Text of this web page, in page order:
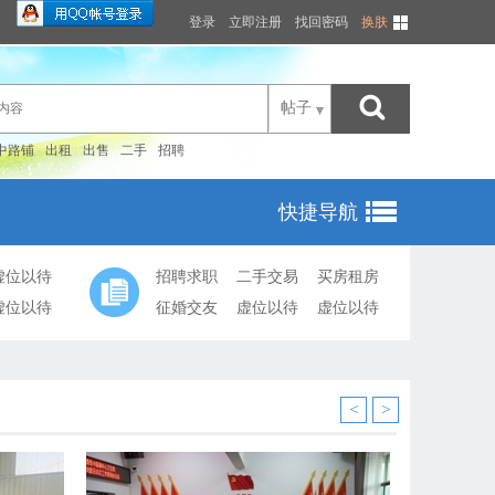
登录 立即注册 找回密码 换肤
帖子
路铺 出租 出售 二手 招聘
快捷导航
位以待
位以待
招聘求职 二手交易
买房租房
征婚交友
虚位以待 虚位以待
< >